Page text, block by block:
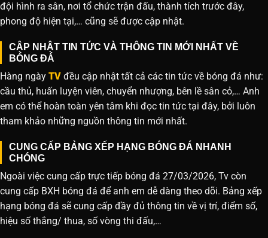
đội hình ra sân, nơi tổ chức trận đấu, thành tích trước đây,
phong độ hiện tại,… cũng sẽ được cập nhật.
CẬP NHẬT TIN TỨC VÀ THÔNG TIN MỚI NHẤT VỀ
BÓNG ĐÁ
Hàng ngày TV đều cập nhật tất cả các tin tức về bóng đá như:
cầu thủ, huấn luyện viên, chuyển nhượng, bên lề sân cỏ,… Anh
em có thể hoàn toàn yên tâm khi đọc tin tức tại đây, bởi luôn
tham khảo những nguồn thông tin mới nhất.
CUNG CẤP BẢNG XẾP HẠNG BÓNG ĐÁ NHANH
CHÓNG
Ngoài việc cung cấp trực tiếp bóng đá 27/03/2026, Tv còn
cung cấp BXH bóng đá để anh em dễ dàng theo dõi. Bảng xếp
hạng bóng đá sẽ cung cấp đầy đủ thông tin về vị trí, điểm số,
hiệu số thắng/ thua, số vòng thi đấu,…